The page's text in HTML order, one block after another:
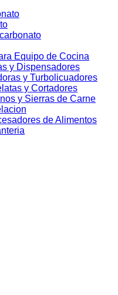
Equipo de Cocina
y Dispensadores
y Turbolicuadores
y Cortadores
y Sierras de Carne
de Alimentos